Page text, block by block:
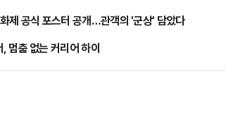
제 공식 포스터 공개…관객의 '군상' 담았다
멈춤 없는 커리어 하이